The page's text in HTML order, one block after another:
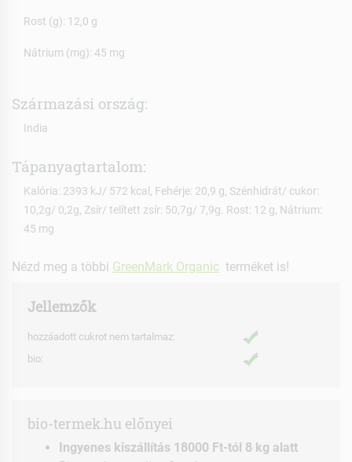
Rost (g): 12,0 g
Nátrium (mg): 45 mg
Származási ország:
India
Tápanyagtartalom:
Kalória: 2393 kJ/ 572 kcal, Fehérje: 20,9 g, Szénhidrát/ cukor:
10,2g/ 0,2g, Zsír/ telített zsír: 50,7g/ 7,9g. Rost: 12 g, Nátrium:
45 mg
Nézd meg a többi GreenMark Organic terméket is!
Jellemzők
hozzáadott cukrot nem tartalmaz:
bio:
bio-termek.hu előnyei
Ingyenes kiszállítás 18000 Ft-tól 8 kg alatt